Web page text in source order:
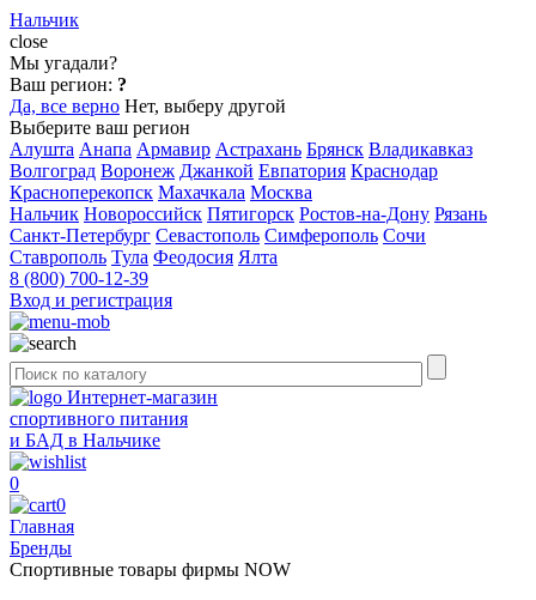
Нальчик
close
Мы угадали?
Ваш регион: ?
Да, все верно Нет, выберу другой
Выберите ваш регион
Алушта Анапа Армавир Астрахань Брянск Владикавказ
Волгоград Воронеж Джанкой Евпатория Краснодар
Красноперекопск Махачкала Москва
Нальчик Новороссийск Пятигорск Ростов-на-Дону Рязань
Санкт-Петербург Севастополь Симферополь Сочи
Ставрополь Тула Феодосия Ялта
8 (800) 700-12-39
Вход и регистрация
Интернет-магазин
спортивного питания
и БАД в Нальчике
0
0
Главная
Бренды
Спортивные товары фирмы NOW